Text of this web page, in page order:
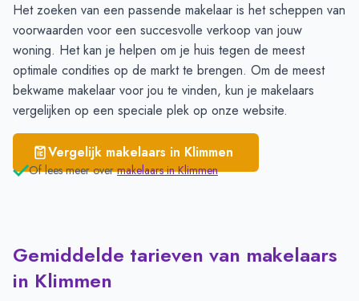
Het zoeken van een passende makelaar is het scheppen van
voorwaarden voor een succesvolle verkoop van jouw
woning. Het kan je helpen om je huis tegen de meest
optimale condities op de markt te brengen. Om de meest
bekwame makelaar voor jou te vinden, kun je makelaars
vergelijken op een speciale plek op onze website.
Vergelijk makelaars in Klimmen
Of lees meer over makelaars inKlimmen
Gemiddelde tarieven van makelaars
in Klimmen